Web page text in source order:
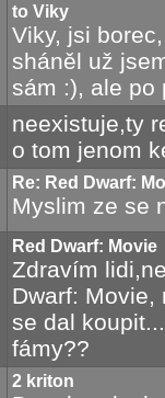
to Viky
Viky, jsi
sháněl už
sám :), ale po
neexistuje,ty
o tom jenom
Re: Red Dwarf:
Myslim ze se
Red Dwarf: Movie
Zdravím
Dwarf: Movie,
se dal
fámy??
2 kriton